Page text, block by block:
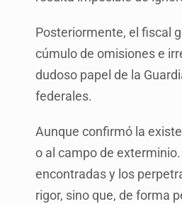
Posteriormente, el fiscal
cúmulo de omisiones e
dudoso papel de la
federales.
Aunque confirmó la
o al campo de
encontradas y los
rigor, sino que, de forma